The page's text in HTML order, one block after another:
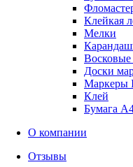
Клейкая
Мелки
Доски
Маркеры
Клей
Бумага
О компании
Отзывы